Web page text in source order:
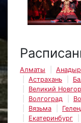
Алматы
Астрахань
Великий
Волгоград
Вязьма
Екатеринбург